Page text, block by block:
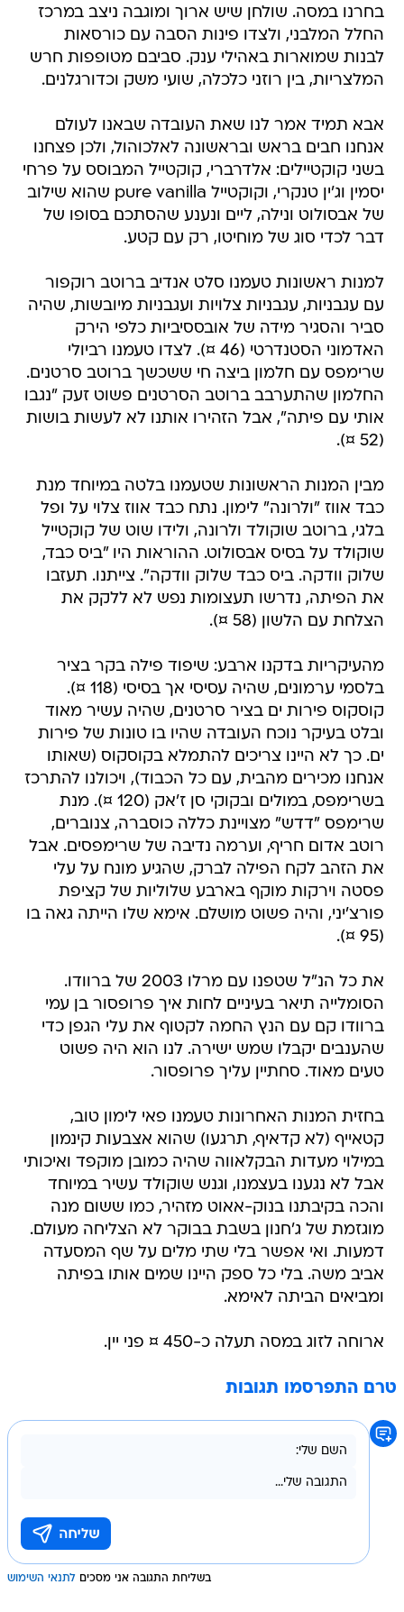
בחרנו במסה. שולחן שיש ארוך ומוגבה ניצב במרכז
החלל המלבני, ולצדו פינות הסבה עם כורסאות
לבנות שמוארות באהילי ענק. סביבם מטופפות חרש
המלצריות, בין רוזני כלכלה, שועי משק וכדורגלנים.
אבא תמיד אמר לנו שאת העובדה שבאנו לעולם
אנחנו חבים בראש ובראשונה לאלכוהול, ולכן פצחנו
בשני קוקטיילים: אלדרברי, קוקטייל המבוסס על פרחי
יסמין וג'ין טנקרי, וקוקטייל pure vanilla שהוא שילוב
של אבסולוט ונילה, ליים ונענע שהסתכם בסופו של
דבר לכדי סוג של מוחיטו, רק עם קטע.
למנות ראשונות טעמנו סלט אנדיב ברוטב רוקפור
עם עגבניות, עגבניות צלויות ועגבניות מיובשות, שהיה
סביר והסגיר מידה של אובססיביות כלפי הירק
האדמוני הסטנדרטי (46 ¤). לצדו טעמנו רביולי
שרימפס עם חלמון ביצה חי ששכשך ברוטב סרטנים.
החלמון שהתערבב ברוטב הסרטנים פשוט זעק "נגבו
אותי עם פיתה", אבל הזהירו אותנו לא לעשות בושות
(52 ¤).
מבין המנות הראשונות שטעמנו בלטה במיוחד מנת
כבד אווז "ולרונה" לימון. נתח כבד אווז צלוי על ופל
בלגי, ברוטב שוקולד ולרונה, ולידו שוט של קוקטייל
שוקולד על בסיס אבסולוט. ההוראות היו "ביס כבד,
שלוק וודקה. ביס כבד שלוק וודקה". צייתנו. תעזבו
את הפיתה, נדרשו תעצומות נפש לא ללקק את
הצלחת עם הלשון (58 ¤).
מהעיקריות בדקנו ארבע: שיפוד פילה בקר בציר
בלסמי ערמונים, שהיה עסיסי אך בסיסי (118 ¤).
קוסקוס פירות ים בציר סרטנים, שהיה עשיר מאוד
ובלט בעיקר נוכח העובדה שהיו בו טונות של פירות
ים. כך לא היינו צריכים להתמלא בקוסקוס (שאותו
אנחנו מכירים מהבית, עם כל הכבוד), ויכולנו להתרכז
בשרימפס, במולים ובקוקי סן ז'אק (120 ¤). מנת
שרימפס "דדש" מצויינת כללה כוסברה, צנוברים,
רוטב אדום חריף, וערמה נדיבה של שרימפסים. אבל
את הזהב לקח הפילה לברק, שהגיע מונח על עלי
פסטה וירקות מוקף בארבע שלוליות של קציפת
פורצ'יני, והיה פשוט מושלם. אימא שלו הייתה גאה בו
(95 ¤).
את כל הנ"ל שטפנו עם מרלו 2003 של ברוודו.
הסומלייה תיאר בעיניים לחות איך פרופסור בן עמי
ברוודו קם עם הנץ החמה לקטוף את עלי הגפן כדי
שהענבים יקבלו שמש ישירה. לנו הוא היה פשוט
טעים מאוד. סחתיין עליך פרופסור.
בחזית המנות האחרונות טעמנו פאי לימון טוב,
קטאייף (לא קדאיף, תרגעו) שהוא אצבעות קינמון
במילוי מעדות הבקלאווה שהיה כמובן מוקפד ואיכותי
אבל לא נגענו בעצמנו, וגנש שוקולד עשיר במיוחד
והכה בקיבתנו בנוק-אאוט מזהיר, כמו ששום מנה
מוגזמת של ג'חנון בשבת בבוקר לא הצליחה מעולם.
דמעות. ואי אפשר בלי שתי מלים על שף המסעדה
אביב משה. בלי כל ספק היינו שמים אותו בפיתה
ומביאים הביתה לאימא.
ארוחה לזוג במסה תעלה כ-450 ¤ פני יין.
טרם התפרסמו תגובות
בשליחת התגובה אני מסכים לתנאי השימוש